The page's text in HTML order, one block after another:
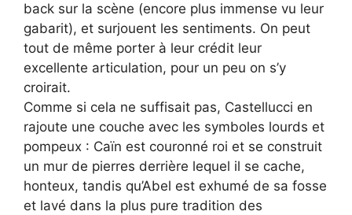
back sur la scène (encore plus immense vu leur
gabarit), et surjouent les sentiments. On peut
tout de même porter à leur crédit leur
excellente articulation, pour un peu on s’y
croirait.
Comme si cela ne suffisait pas, Castellucci en
rajoute une couche avec les symboles lourds et
pompeux : Caïn est couronné roi et se construit
un mur de pierres derrière lequel il se cache,
honteux, tandis qu’Abel est exhumé de sa fosse
et lavé dans la plus pure tradition des